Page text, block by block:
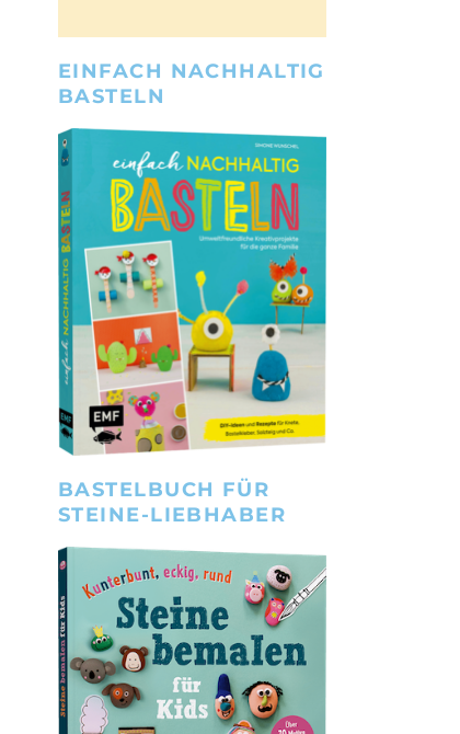
EINFACH NACHHALTIG
BASTELN
BASTELBUCH FÜR
STEINE-LIEBHABER